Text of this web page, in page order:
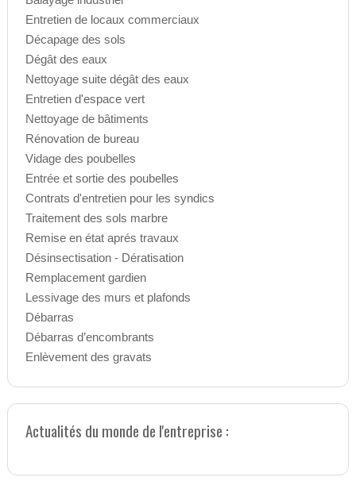
Entretien de locaux commerciaux
Décapage des sols
Dégât des eaux
Nettoyage suite dégât des eaux
Entretien d'espace vert
Nettoyage de bâtiments
Rénovation de bureau
Vidage des poubelles
Entrée et sortie des poubelles
Contrats d'entretien pour les syndics
Traitement des sols marbre
Remise en état aprés travaux
Désinsectisation - Dératisation
Remplacement gardien
Lessivage des murs et plafonds
Débarras
Débarras d’encombrants
Enlèvement des gravats
Actualités du monde de l'entreprise :